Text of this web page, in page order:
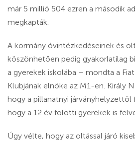
már 5 millió 504 ezren a második
megkapták.
A kormány óvintézkedéseinek és
köszönhetően pedig gyakorlatilag
a gyerekek iskolába – mondta a
Klubjának elnöke az M1-en. Király
hogy a pillanatnyi
hogy a 12 év fölötti gyerekek is
Úgy vélte, hogy az oltással járó